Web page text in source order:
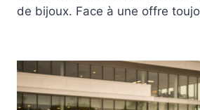
de bijoux. Face à une offre